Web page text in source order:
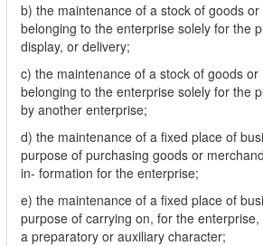
b) the maintenance of a stock of goods
belonging to the enterprise solely for the
display, or delivery;
c) the maintenance of a stock of goods
belonging to the enterprise solely for the
by another enterprise;
d) the maintenance of a fixed place of
purpose of purchasing goods or
in- formation for the enterprise;
e) the maintenance of a fixed place of
purpose of carrying on, for the
a preparatory or auxiliary character;